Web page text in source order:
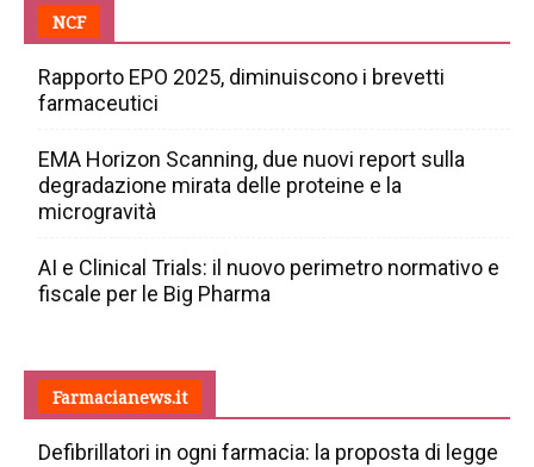
NCF
Rapporto EPO 2025, diminuiscono i brevetti
farmaceutici
EMA Horizon Scanning, due nuovi report sulla
degradazione mirata delle proteine e la
microgravità
AI e Clinical Trials: il nuovo perimetro normativo e
fiscale per le Big Pharma
Farmacianews.it
Defibrillatori in ogni farmacia: la proposta di legge